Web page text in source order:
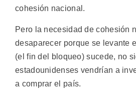
cohesión nacional.
Pero la necesidad de cohesión
desaparecer porque se levante
(el fin del bloqueo) sucede, no
estadounidenses vendrían a
a comprar el país.